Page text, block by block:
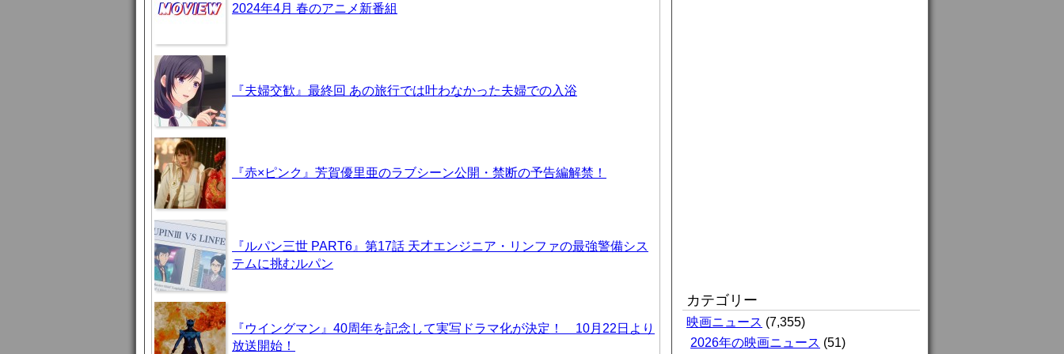
2024年4月 春のアニメ新番組
『夫婦交歓』最終回 あの旅行では叶わなかった夫婦での入浴
『赤×ピンク』芳賀優里亜のラブシーン公開・禁断の予告編解禁！
『ルパン三世 PART6』第17話 天才エンジニア・リンファの最強警備シス
テムに挑むルパン
『ウイングマン』40周年を記念して実写ドラマ化が決定！ 10月22日より
放送開始！
カテゴリー
映画ニュース (7,355)
2026年の映画ニュース (51)